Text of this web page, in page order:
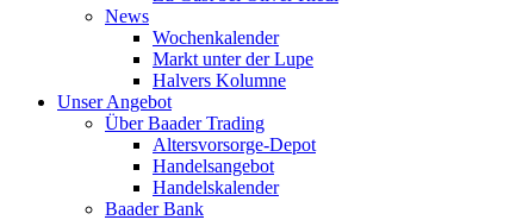
News
Wochenkalender
Markt unter der Lupe
Halvers Kolumne
Unser Angebot
Über Baader Trading
Altersvorsorge-Depot
Handelsangebot
Handelskalender
Baader Bank